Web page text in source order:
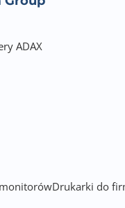
ADAX
Drukarki do